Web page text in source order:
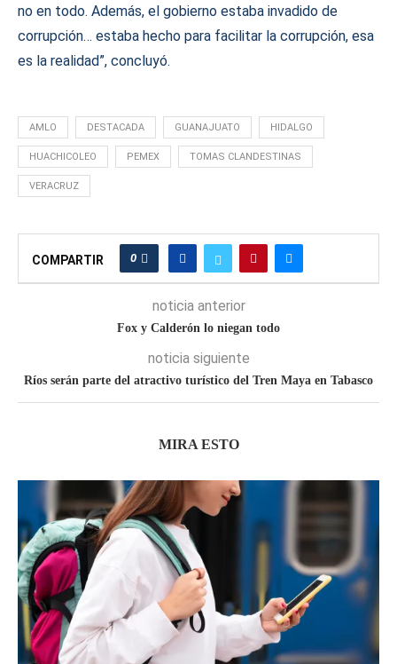
no en todo. Además, el gobierno estaba invadido de
corrupción… estaba hecho para facilitar la corrupción, esa
es la realidad”, concluyó.
AMLO DESTACADA GUANAJUATO HIDALGO
HUACHICOLEO PEMEX TOMAS CLANDESTINAS
VERACRUZ
COMPARTIR 0
noticia anterior
Fox y Calderón lo niegan todo
noticia siguiente
Ríos serán parte del atractivo turístico del Tren Maya en Tabasco
MIRA ESTO